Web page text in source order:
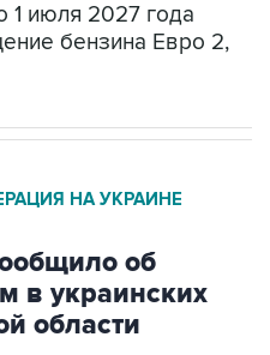
июля 2027 года
бензина Евро 2,
НА УКРАИНЕ
об
в украинских
области